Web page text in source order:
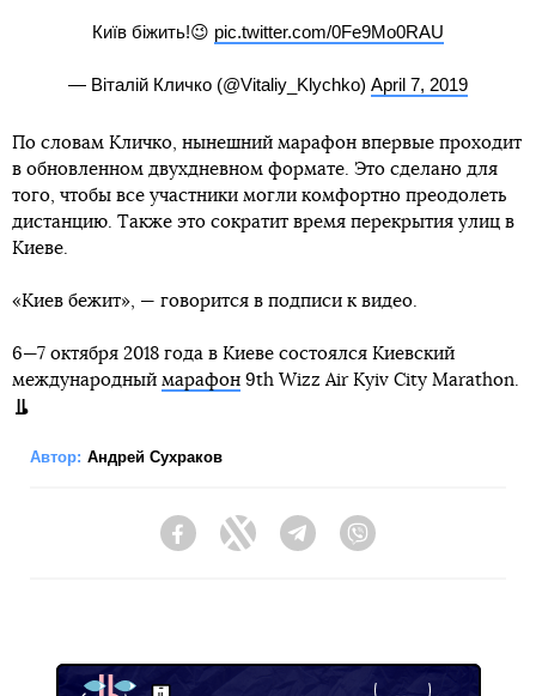
Київ біжить!😉 pic.twitter.com/0Fe9Mo0RAU
— Віталій Кличко (@Vitaliy_Klychko) April 7, 2019
По словам Кличко, нынешний марафон впервые проходит
в обновленном двухдневном формате. Это сделано для
того, чтобы все участники могли комфортно преодолеть
дистанцию. Также это сократит время перекрытия улиц в
Киеве.
«Киев бежит», — говорится в подписи к видео.
6—7 октября 2018 года в Киеве состоялся Киевский
международный марафон 9th Wizz Air Kyiv City Marathon.
Автор: Андрей Сухраков
FacebookTwitter Telegram